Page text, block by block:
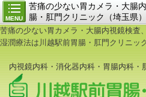
MENU
苦痛の少ない胃カメラ・大腸
腸・肛門クリニック（埼玉県）
苦痛の少ない胃カメラ・大腸内視鏡検査
湿潤療法は川越駅前胃腸・肛門クリニッ
内視鏡内科・消化器内科・胃腸内科・